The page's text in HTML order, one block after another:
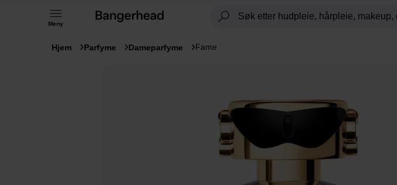
Meny
Hjem Parfyme Dameparfyme Fame